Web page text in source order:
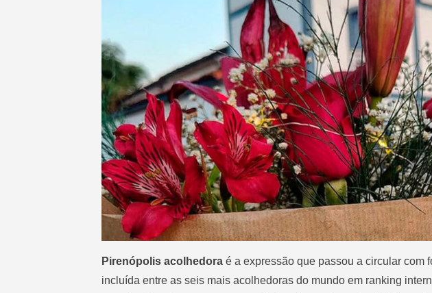
Pirenópolis acolhedora é a expressão que passou a circular com
incluída entre as seis mais acolhedoras do mundo em ranking